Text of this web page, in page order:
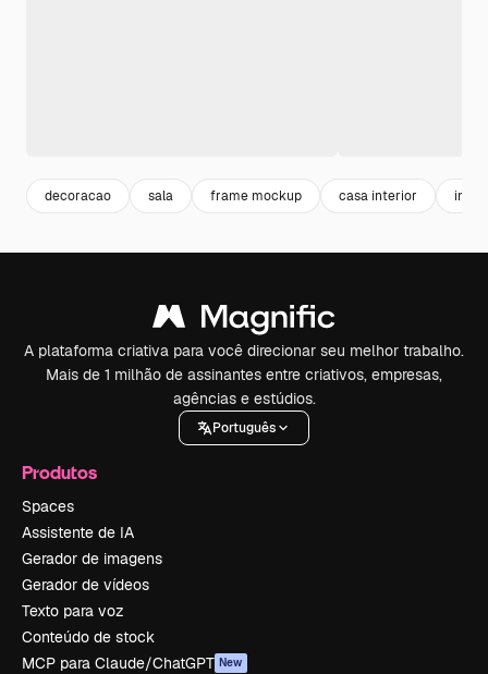
decoracao sala frame mockup casa interior
A plataforma criativa para você direcionar seu melhor trabalho.
Mais de 1 milhão de assinantes entre criativos, empresas,
agências e estúdios.
Português
Produtos
Spaces
Assistente de IA
Gerador de imagens
Gerador de vídeos
Texto para voz
Conteúdo de stock
MCP para Claude/ChatGPT New